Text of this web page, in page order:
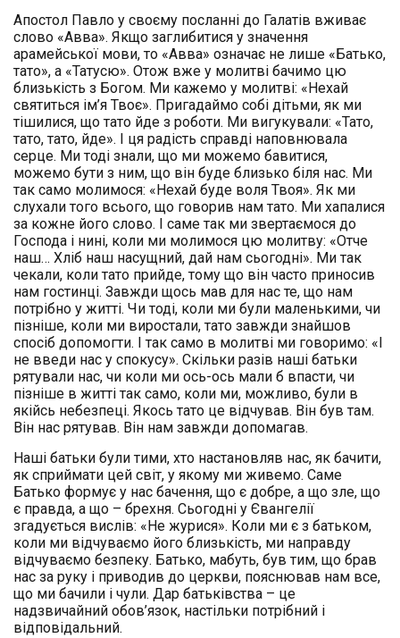
Апостол Павло у своєму посланні до Галатів вживає
слово «Авва». Якщо заглибитися у значення
арамейської мови, то «Авва» означає не лише «Батько,
тато», а «Татусю». Отож вже у молитві бачимо цю
близькість з Богом. Ми кажемо у молитві: «Нехай
святиться ім’я Твоє». Пригадаймо собі дітьми, як ми
тішилися, що тато йде з роботи. Ми вигукували: «Тато,
тато, тато, йде». І ця радість справді наповнювала
серце. Ми тоді знали, що ми можемо бавитися,
можемо бути з ним, що він буде близько біля нас. Ми
так само молимося: «Нехай буде воля Твоя». Як ми
слухали того всього, що говорив нам тато. Ми хапалися
за кожне його слово. І саме так ми звертаємося до
Господа і нині, коли ми молимося цю молитву: «Отче
наш… Хліб наш насущний, дай нам сьогодні». Ми так
чекали, коли тато прийде, тому що він часто приносив
нам гостинці. Завжди щось мав для нас те, що нам
потрібно у житті. Чи тоді, коли ми були маленькими, чи
пізніше, коли ми виростали, тато завжди знайшов
спосіб допомогти. І так само в молитві ми говоримо: «І
не введи нас у спокусу». Скільки разів наші батьки
рятували нас, чи коли ми ось-ось мали б впасти, чи
пізніше в житті так само, коли ми, можливо, були в
якійсь небезпеці. Якось тато це відчував. Він був там.
Він нас рятував. Він нам завжди допомагав.
Наші батьки були тими, хто настановляв нас, як бачити,
як сприймати цей світ, у якому ми живемо. Саме
Батько формує у нас бачення, що є добре, а що зле, що
є правда, а що – брехня. Сьогодні у Євангелії
згадується вислів: «Не журися». Коли ми є з батьком,
коли ми відчуваємо його близькість, ми направду
відчуваємо безпеку. Батько, мабуть, був тим, що брав
нас за руку і приводив до церкви, пояснював нам все,
що ми бачили і чули. Дар батьківства – це
надзвичайний обов’язок, настільки потрібний і
відповідальний.